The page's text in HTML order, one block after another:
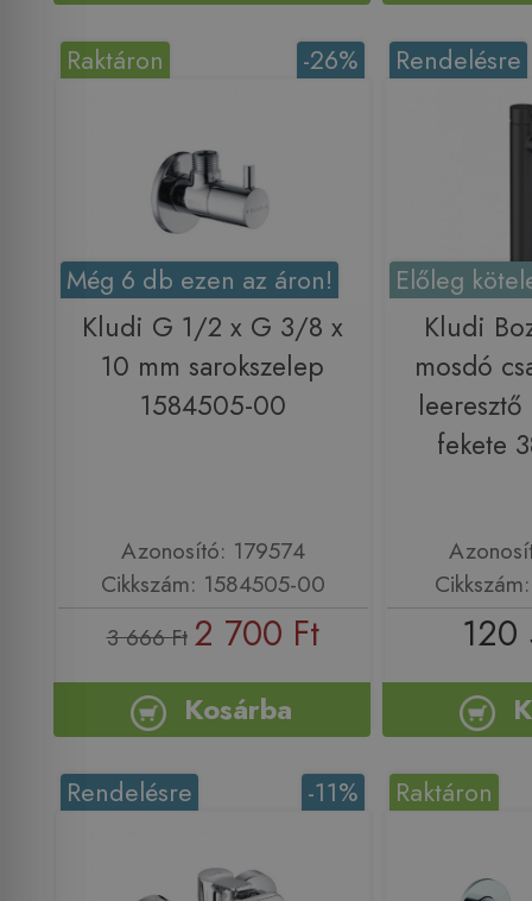
-26%
Raktáron
Még 6 db ezen az áron!
Kludi G 1/2 x G 3/8 x
10 mm sarokszelep
1584505-00
Azonosító: 179574
Cikkszám: 1584505-00
3 666 Ft 2 700 Ft
Kosárba
Rendelésre
Előleg
Kludi
mosdó
fekete
120
-11%
Rendelésre Raktáron